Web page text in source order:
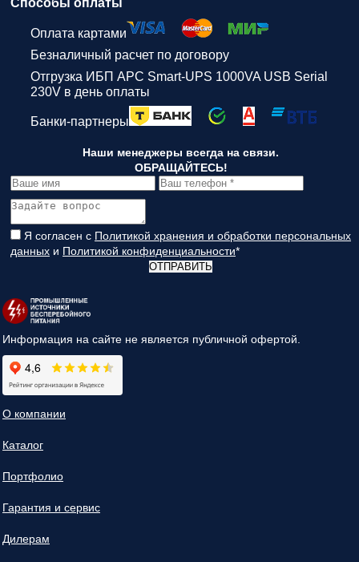
Оплата картами
Безналичный расчет по договору
Отгрузка ИБП APC Smart-UPS 1000VA USB Serial
230V в день оплаты
Банки-партнеры
Наши менеджеры всегда на связи.
ОБРАЩАЙТЕСЬ!
Я согласен с Политикой хранения и обработки персональных
данных и Политикой конфиденциальности*
ОТПРАВИТЬ
Информация на сайте не является публичной офертой.
О компании
Каталог
Портфолио
Гарантия и сервис
Дилерам